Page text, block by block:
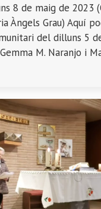
8 de maig de 2023
Àngels Grau) Aquí
del dilluns 5
M. Naranjo i